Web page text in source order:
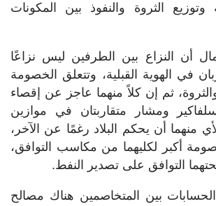
الثروة والنفوذ بين المكونات
أن النزاع بين الطرفين ليس نزاعًا
في الهوية القبلية، وتتعلق الخصومة
ثم إن كلاً منهما عاجز عن إقصاء
ومشار متقاربتان في موازين
منهما أن يحكم البلاد رغمًا عن الآخر،
أكبر لكليهما من مكاسب التوافق،
التوافق على تصدير النفط.
بين المتخاصمين هناك مصالح